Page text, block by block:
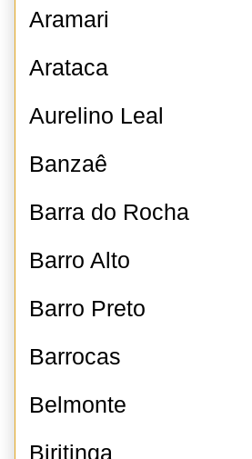
Aramari
Arataca
Aurelino Leal
Banzaê
Barra do Rocha
Barro Alto
Barro Preto
Barrocas
Belmonte
Biritinga